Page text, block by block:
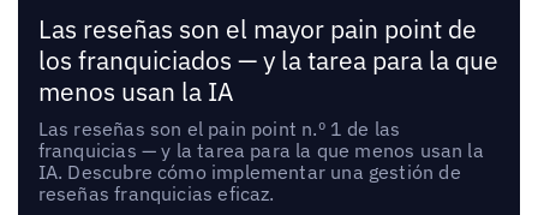
Las reseñas son el mayor pain point de
los franquiciados — y la tarea para la que
menos usan la IA
Las reseñas son el pain point n.º 1 de las
franquicias — y la tarea para la que menos usan la
IA. Descubre cómo implementar una gestión de
reseñas franquicias eficaz.